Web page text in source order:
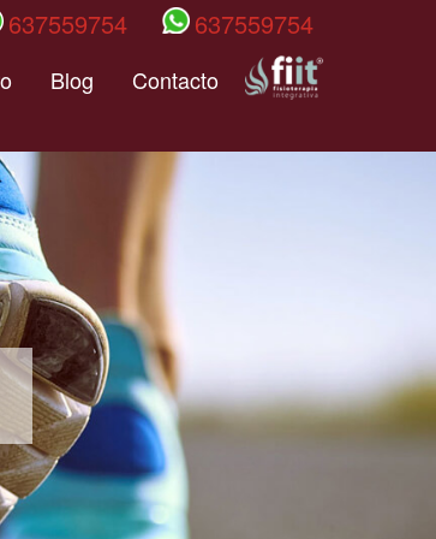
637559754 637559754
Blog Contacto